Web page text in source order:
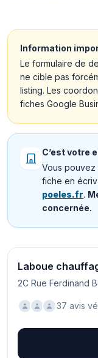
Information
Le formulaire de
ne cible pas
listing. Les
fiches Google
C’est votre
Vous pouvez
fiche en
poeles.fr.
concernée.
Laboue
2C Rue Ferdinand
37 avis